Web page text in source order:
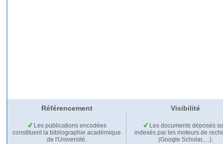
Référencement Visibilité
Les publications encodées
constituent la bibliographie académique
de l'Université.
Les documents déposés
indexés par les moteurs de
(Google Scholar,…).